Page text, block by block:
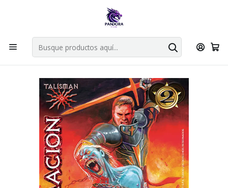
Por compras en cartas singles superiores a 49.990 el envio es
Explorar singles
Inicio Juegos de cartas TCG Mitos y Leyendas TCG
Singles Primera Era MYL Talismán CREMACIÓN (KB23)